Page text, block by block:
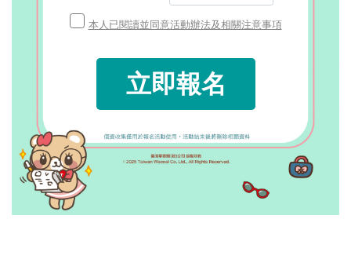
本人已閱讀並同意活動辦法及相關注意事項
立即報名